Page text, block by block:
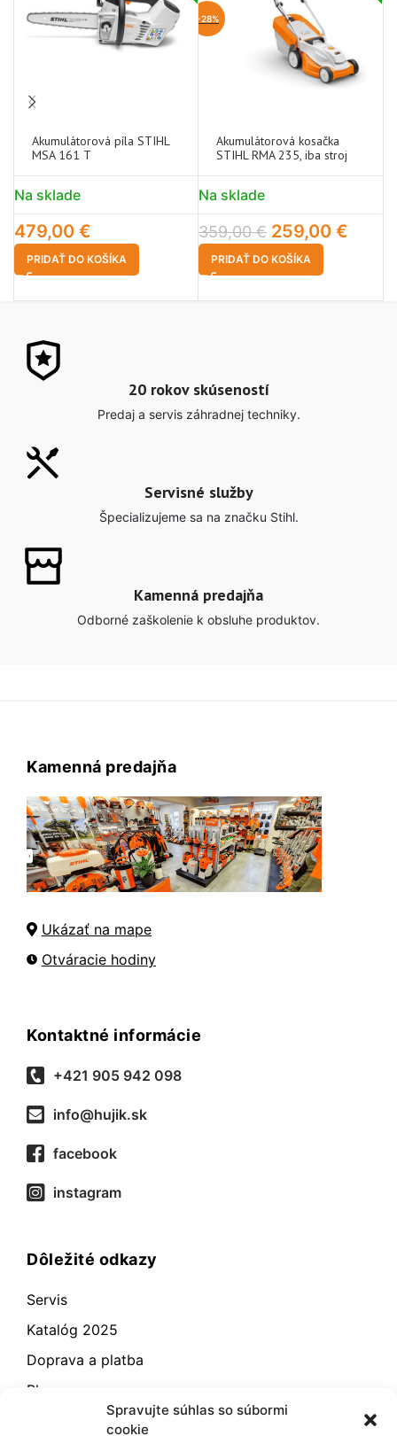
Spravujte súhlas so súbormi
cookie
Akumulátorová píla STIHL
MSA 161 T
Na sklade
479,00 €
PRIDAŤ DO KOŠÍKA
-28%
Akumulátorová kosačka
STIHL RMA 235, iba stroj
Na sklade
359,00€ 259,00 €
PRIDAŤ DO KOŠÍKA
20 rokov skúseností
Predaj a servis záhradnej techniky.
Servisné služby
Špecializujeme sa na značku Stihl.
Kamenná predajňa
Odborné zaškolenie k obsluhe produktov.
Kamenná predajňa
Ukázať na mape
Otváracie hodiny
Kontaktné informácie
+421 905 942 098
info@hujik.sk
facebook
instagram
Dôležité odkazy
Servis
Katalóg 2025
Doprava a platba
Blog